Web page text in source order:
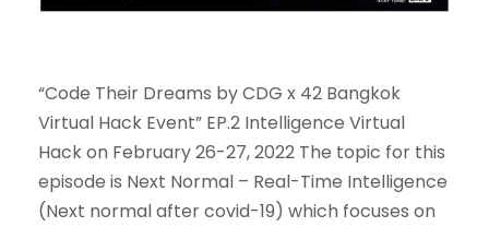
“Code Their Dreams by CDG x 42 Bangkok
Virtual Hack Event” EP.2 Intelligence Virtual
Hack on February 26-27, 2022 The topic for this
episode is Next Normal – Real-Time Intelligence
(Next normal after covid-19) which focuses on